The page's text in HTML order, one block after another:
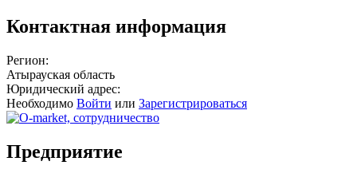
Контактная информация
Регион:
Атырауская область
Юридический адрес:
Необходимо Войти или Зарегистрироваться
Предприятие